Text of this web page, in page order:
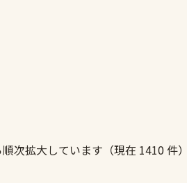
次拡大しています（現在 1410件